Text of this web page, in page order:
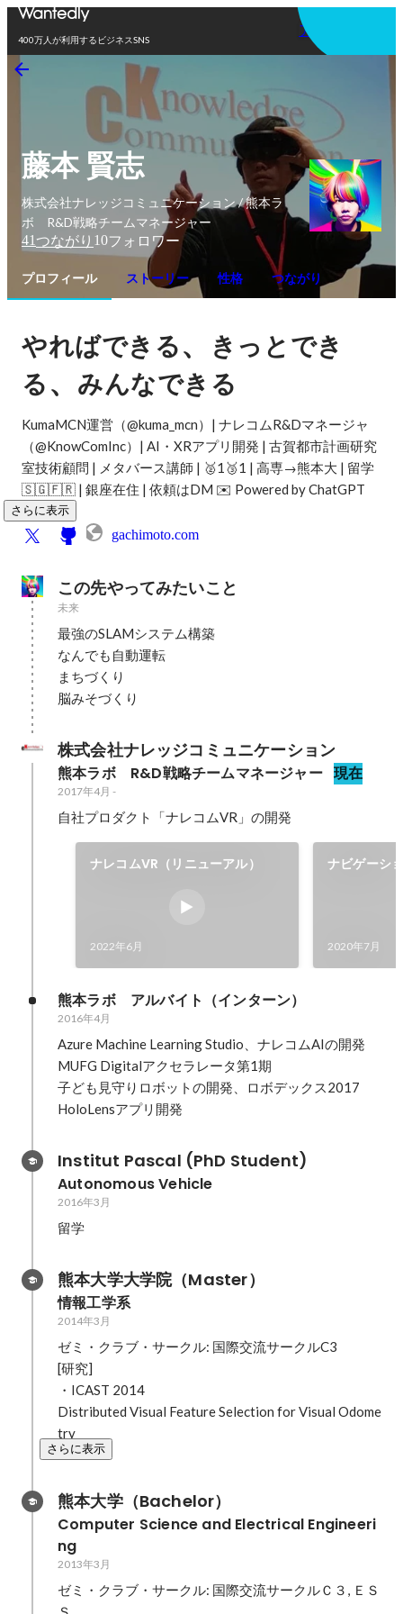
400万人が利用するビジネスSNS
アプリを使う
藤本 賢志
株式会社ナレッジコミュニケーション / 熊本ラ
ボ R&D戦略チームマネージャー
41つながり 10フォロワー
プロフィール ストーリー 性格 つながり
やればできる、
きっとでき
る、 みんなできる
KumaMCN運営（@kuma_mcn）| ナレコムR&Dマネージャ
（@KnowComInc）| AI・XRアプリ開発 | 古賀都市計画研究
室技術顧問 | メタバース講師 | 🥈1🥉1 | 高専→熊本大 | 留学
🇸🇬🇫🇷 | 銀座在住 | 依頼はDM ✉️ Powered by ChatGPT
さらに表示
gachimoto.com
この先やってみたいこと
未来
最強のSLAMシステム構築
なんでも自動運転
まちづくり
脳みそづくり
株式会社ナレッジコミュニケーション
熊本ラボ　R&D戦略チームマネージャー 現在
2017年4月 -
自社プロダクト「ナレコムVR」の開発
ナレコムVR（リニューアル）
2022年6月
ナビゲーシ
2020年7月
熊本ラボ　アルバイト（インターン）
2016年4月
Azure Machine Learning Studio、ナレコムAIの開発
MUFG Digitalアクセラレータ第1期
子ども見守りロボットの開発、ロボデックス2017
HoloLensアプリ開発
Institut Pascal (PhD Student)
Autonomous Vehicle
2016年3月
留学
熊本大学大学院（Master）
情報工学系
2014年3月
ゼミ・クラブ・サークル: 国際交流サークルC3
[研究]
・ICAST 2014
Distributed Visual Feature Selection for Visual Odome
try
さらに表示
熊本大学（Bachelor）
Computer Science and Electrical Engineeri
ng
2013年3月
ゼミ・クラブ・サークル: 国際交流サークルＣ３, ＥＳ